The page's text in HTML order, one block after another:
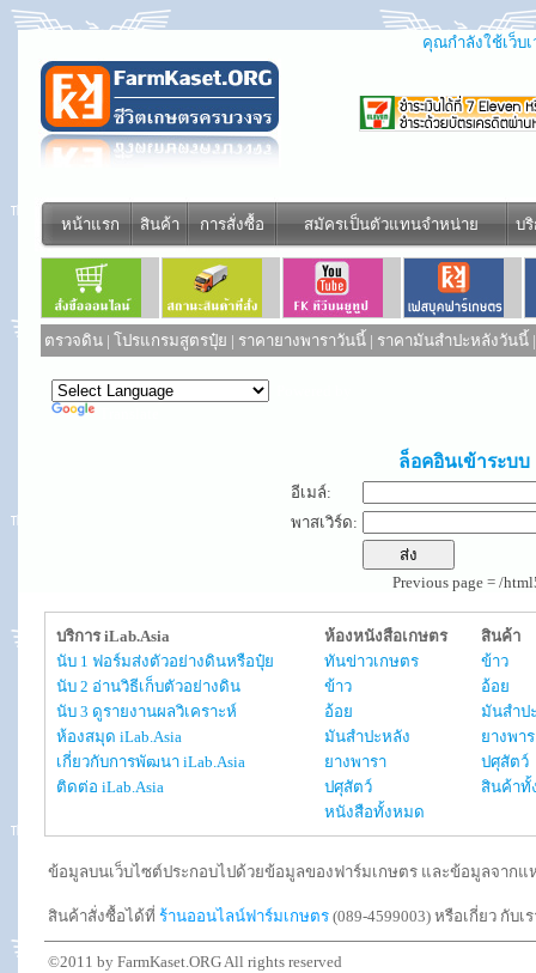
คุณกำลังใช้เว็บ
หน้าแรก สินค้า การสั่งซื้อ สมัครเป็นตัวแทนจำหน่าย บ
ตรวจดิน | โปรแกรมสูตรปุ๋ย | ราคายางพาราวันนี้ | ราคามันสำปะหลังวันนี้
ล็อคอินเข้าระบบ
อีเมล์:
พาสเวิร์ด:
Previous page = /
บริการ iLab.Asia
นับ 1 ฟอร์มส่งตัวอย่างดินหรือปุ๋ย
นับ 2 อ่านวิธีเก็บตัวอย่างดิน
นับ 3 ดูรายงานผลวิเคราะห์
ห้องสมุด iLab.Asia
เกี่ยวกับการพัฒนา iLab.Asia
ติดต่อ iLab.Asia
ห้องหนังสือเกษตร
ทันข่าวเกษตร
ข้าว
อ้อย
มันสำปะหลัง
ยางพารา
ปศุสัตว์
หนังสือทั้งหมด
สินค้า
ข้าว
อ้อย
มันสำป
ยางพา
ปศุสัตว์
สินค้าทั้
ข้อมูลบนเว็บไซต์ประกอบไปด้วยข้อมูลของฟาร์มเกษตร และข้อมูลจาก
สินค้าสั่งซื้อได้ที่ ร้านออนไลน์ฟาร์มเกษตร (089-4599003) หรือเกี่ยว กับเ
©2011 by FarmKaset.ORG All rights reserved